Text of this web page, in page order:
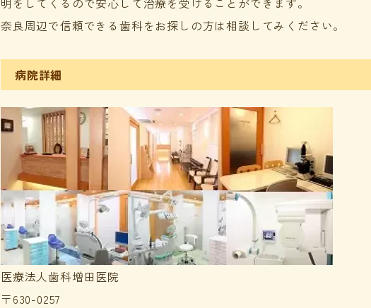
奈良周辺で信頼できる歯科をお探しの方は相談してみください。
病院詳細
医療法人歯科増田医院
〒630-0257